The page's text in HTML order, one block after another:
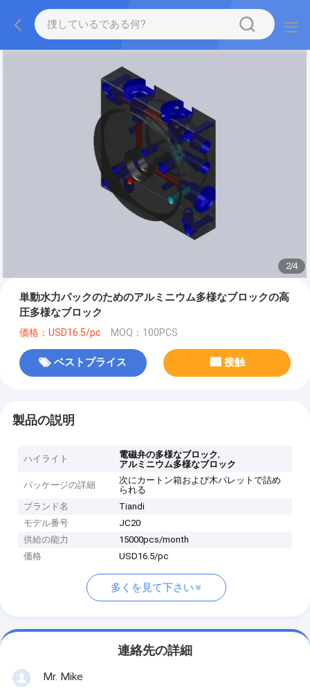
2/4
単動水力パックのためのアルミニウム多様なブロックの高
圧多様なブロック
価格：USD16.5/pc MOQ：100PCS
ベストプライス 接触
製品の説明
ハイライト 電磁弁の多様なブロック,
アルミニウム多様なブロック
パッケージの詳細
次にカートン箱および木パレットで詰め
られる
ブランド名
Tiandi
モデル番号
JC20
供給の能力
15000pcs/month
価格
USD16.5/pc
多くを見て下さい
連絡先の詳細
Mr. Mike